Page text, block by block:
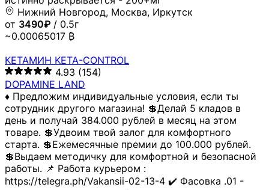
Нижний Новгород, Москва, Иркутск
от 3490₽ / 0.5г
~0.00065017 ₿
КЕТАМИН KETA-CONTROL
4.93 (154)
DOPAMINE LAND
♦️ Предложим индивидуальные условия, если ты
сотрудник другого магазина! 💲Делай 5 кладов в
день и получай 384.000 рублей в месяц на этом
товаре. 💲Удвоим твой залог для комфортного
старта. 💲Ежемесячные премии до 100.000 рублей.
💲Выдаем методичку для комфортной и безопасной
работы. 📌 Работа курьером :
https://telegra.ph/Vakansii-02-13-4 ✔️ Фасовка .01 -